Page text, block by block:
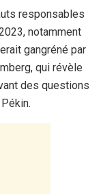
responsables
notamment
gangréné par
qui révèle
des questions